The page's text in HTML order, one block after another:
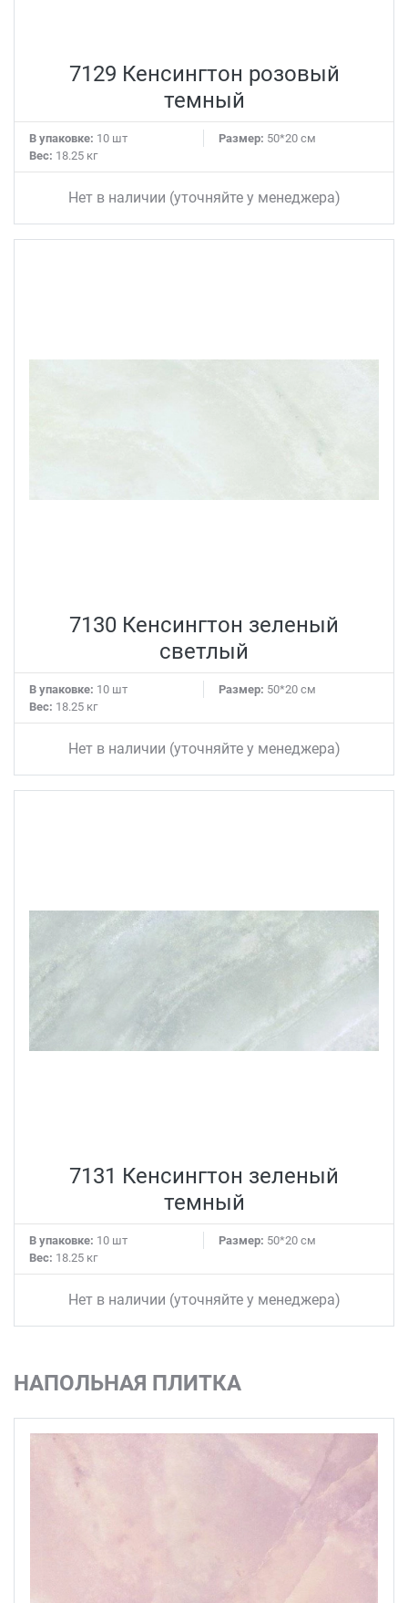
7129 Кенсингтон розовый
темный
В упаковке: 10 шт Размер: 50*20 см
Вес: 18.25 кг
Нет в наличии (уточняйте у менеджера)
7130 Кенсингтон зеленый
светлый
В упаковке: 10 шт Размер: 50*20 см
Вес: 18.25 кг
Нет в наличии (уточняйте у менеджера)
7131 Кенсингтон зеленый
темный
В упаковке: 10 шт Размер: 50*20 см
Вес: 18.25 кг
Нет в наличии (уточняйте у менеджера)
НАПОЛЬНАЯ ПЛИТКА